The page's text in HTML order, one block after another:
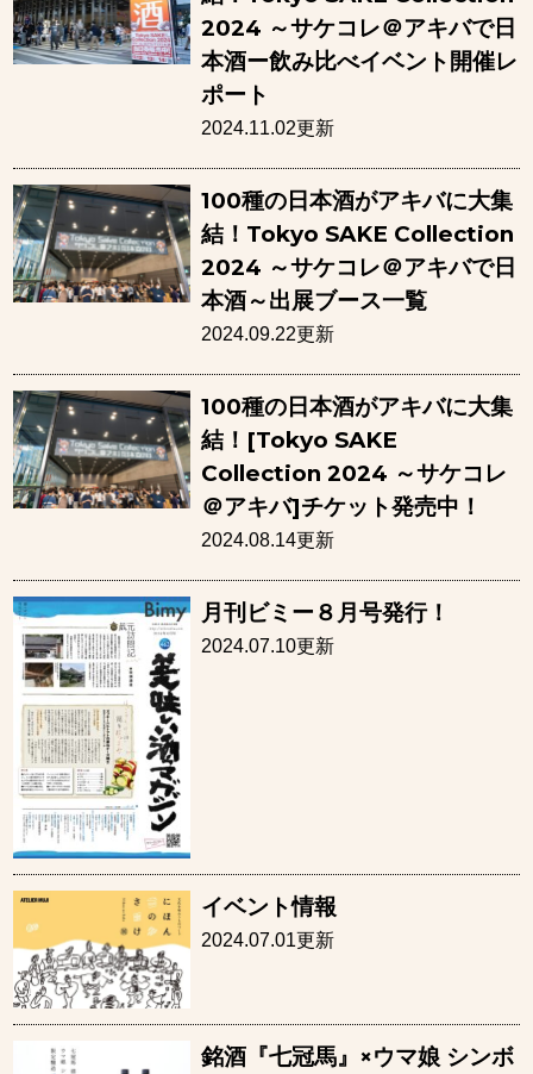
2024 ～サケコレ＠アキバで日
本酒ー飲み比べイベント開催レ
ポート
2024.11.02更新
100種の日本酒がアキバに大集
結！Tokyo SAKE Collection
2024 ～サケコレ＠アキバで日
本酒～出展ブース一覧
2024.09.22更新
100種の日本酒がアキバに大集
結！[Tokyo SAKE
Collection 2024 ～サケコレ
＠アキバ]チケット発売中！
2024.08.14更新
月刊ビミー８月号発行！
2024.07.10更新
イベント情報
2024.07.01更新
銘酒『七冠馬』×ウマ娘 シンボ